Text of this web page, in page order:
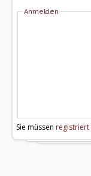
Anmelden
Sie müssen registriert